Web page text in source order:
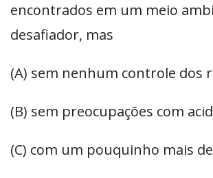
encontrados em um meio
desafiador, mas
(A) sem nenhum controle dos
(B) sem preocupações com
(C) com um pouquinho mais